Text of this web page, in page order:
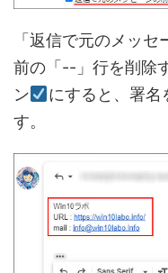
「返信で元のメッ
前の「--」行を削除
ン
にすると、署名
す。